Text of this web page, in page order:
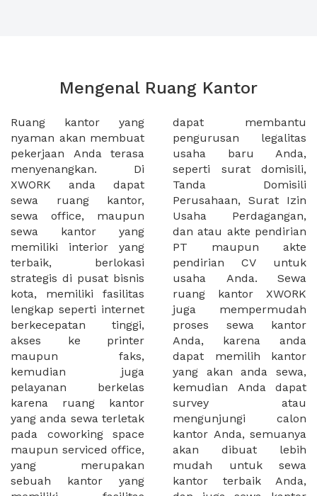
Mengenal Ruang Kantor
Ruang kantor yang
nyaman akan membuat
pekerjaan Anda terasa
menyenangkan. Di
XWORK anda dapat
sewa ruang kantor,
sewa office, maupun
sewa kantor yang
memiliki interior yang
terbaik, berlokasi
strategis di pusat bisnis
kota, memiliki fasilitas
lengkap seperti internet
berkecepatan tinggi,
akses ke printer
maupun faks,
kemudian juga
pelayanan berkelas
karena ruang kantor
yang anda sewa terletak
pada coworking space
maupun serviced office,
yang merupakan
sebuah kantor yang
dapat membantu
pengurusan legalitas
usaha baru Anda,
seperti surat domisili,
Tanda Domisili
Perusahaan, Surat Izin
Usaha Perdagangan,
dan atau akte pendirian
PT maupun akte
pendirian CV untuk
usaha Anda. Sewa
ruang kantor XWORK
juga mempermudah
proses sewa kantor
Anda, karena anda
dapat memilih kantor
yang akan anda sewa,
kemudian Anda dapat
survey atau
mengunjungi calon
kantor Anda, semuanya
akan dibuat lebih
mudah untuk sewa
kantor terbaik Anda,